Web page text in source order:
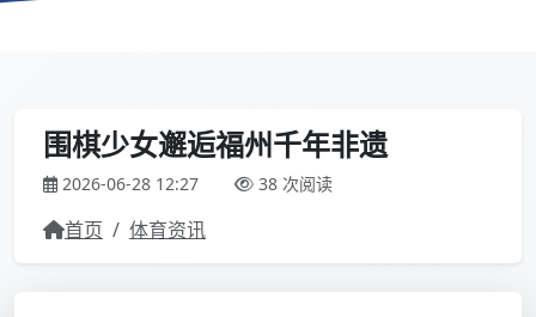
围棋少女邂逅福州千年非遗
2026-06-28 12:27 38 次阅读
首页 / 体育资讯